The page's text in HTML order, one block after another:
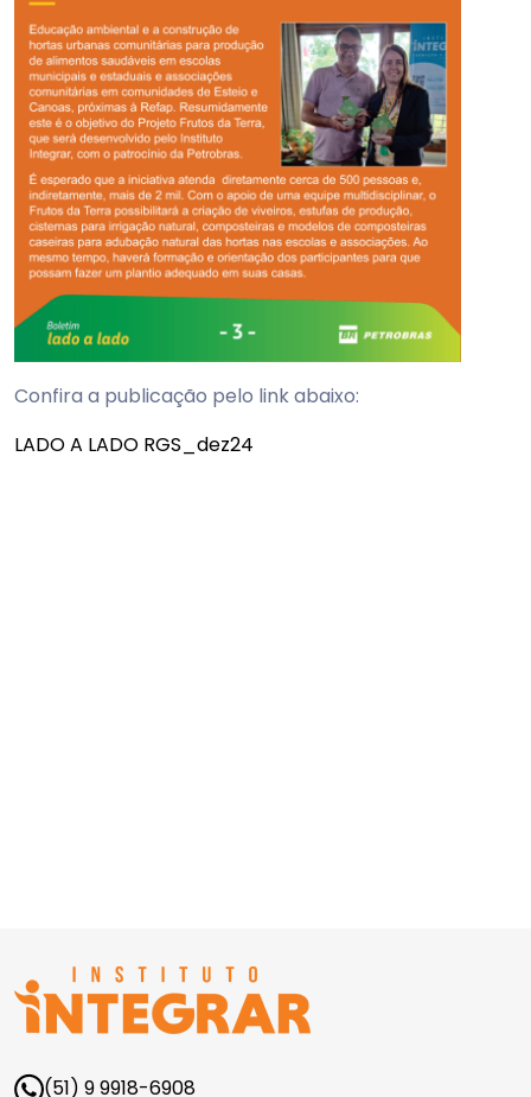
Confira a publicação pelo link abaixo:
LADO A LADO RGS_dez24
(51) 9 9918-6908